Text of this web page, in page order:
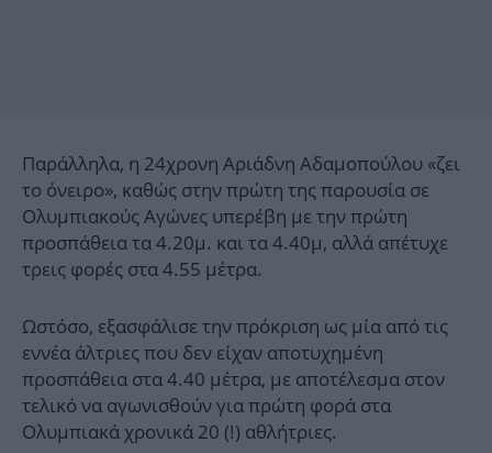
Παράλληλα, η 24χρονη Αριάδνη Αδαμοπούλου «ζει
το όνειρο», καθώς στην πρώτη της παρουσία σε
Ολυμπιακούς Αγώνες υπερέβη με την πρώτη
προσπάθεια τα 4.20μ. και τα 4.40μ, αλλά απέτυχε
τρεις φορές στα 4.55 μέτρα.
Ωστόσο, εξασφάλισε την πρόκριση ως μία από τις
εννέα άλτριες που δεν είχαν αποτυχημένη
προσπάθεια στα 4.40 μέτρα, με αποτέλεσμα στον
τελικό να αγωνισθούν για πρώτη φορά στα
Ολυμπιακά χρονικά 20 (!) αθλήτριες.